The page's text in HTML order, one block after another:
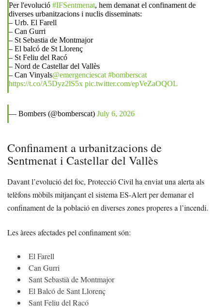
Per l'evolució #IFSentmenat, hem demanat el confinament de
diverses urbanitzacions i nuclis disseminats:
– Urb. El Farell
– Can Gurri
– St Sebastia de Montmajor
– El balcó de St Llorenç
– St Feliu del Racó
– Nord de Castellar del Vallès
– Can Vinyals@emergenciescat #bomberscat
https://t.co/A5Dyz2lS5x pic.twitter.com/epVeZaOQOL
— Bombers (@bomberscat) July 6, 2026
Confinament a urbanitzacions de
Sentmenat i Castellar del Vallès
Davant l’evolució del foc, Protecció Civil ha enviat una alerta als
telèfons mòbils mitjançant el sistema ES-Alert per demanar el
confinament de la població en diverses zones properes a l’incendi.
Les àrees afectades pel confinament són:
El Farell
Can Gurri
Sant Sebastià de Montmajor
El Balcó de Sant Llorenç
Sant Feliu del Racó